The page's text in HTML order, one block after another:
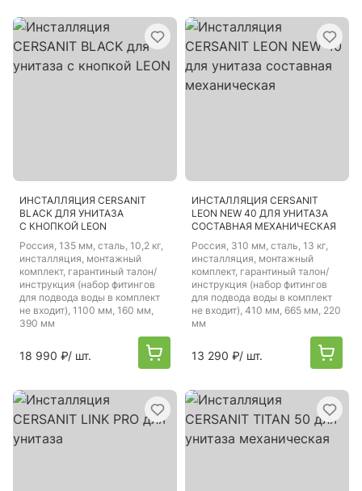
ИНСТАЛЛЯЦИЯ CERSANIT
BLACK ДЛЯ УНИТАЗА
С КНОПКОЙ LEON
Россия, 135 мм, сталь, 10,2 кг,
инсталляция, монтажный
комплект, гарантиный талон/
инструкция (набор фитингов
для подвода воды в комплект
не входит), 1100 мм, 160 мм,
390 мм
18 990 ₽/ шт.
ИНСТАЛЛЯЦИЯ CERSANIT
LEON NEW 40 ДЛЯ УНИТАЗА
СОСТАВНАЯ МЕХАНИЧЕСКАЯ
Россия, 310 мм, сталь, 13 кг,
инсталляция, монтажный
комплект, гарантиный талон/
инструкция (набор фитингов
для подвода воды в комплект
не входит), 410 мм, 665 мм, 220
мм
13 290 ₽/ шт.